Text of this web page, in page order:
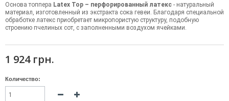
Основа топпера Latex Top – перфорированный латекс - натуральный
материал, изготовленный из экстракта сока гевеи. Благодаря специальной
обработке латекс приобретает микропористую структуру, подобную
строению пчелиных сот, с заполненными воздухом ячейками.
1 924 грн.
Количество: